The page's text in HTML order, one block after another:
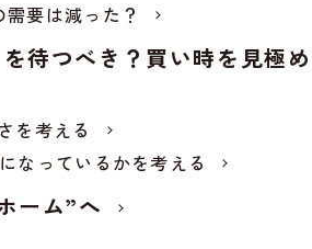
要は減った？
待つべき？買い時を見極め
を考える
なっているかを考える
ーム”へ